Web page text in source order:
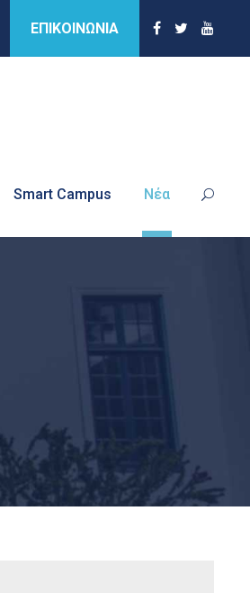
ΕΠΙΚΟΙΝΩΝΙΑ
Smart Campus Νέα